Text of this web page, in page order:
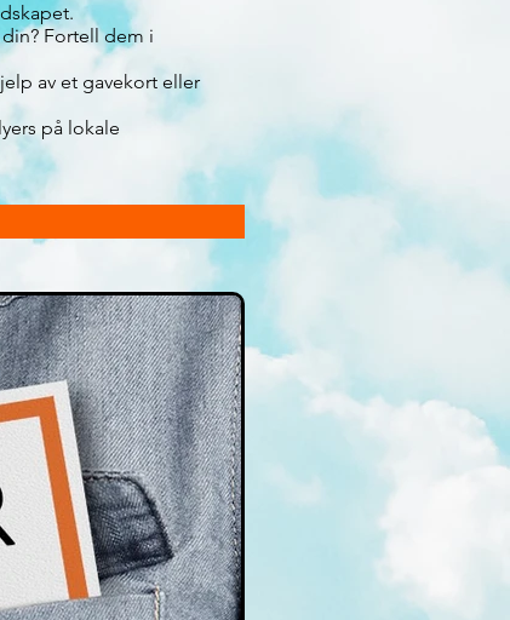
Fortell dem i
av et gavekort eller
på lokale